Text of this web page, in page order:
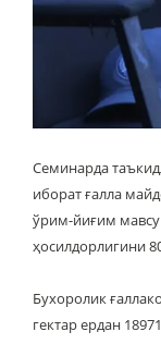
Семинарда
иборат ғалла
ўрим-йиғим
ҳосилдорлигини
Бухоролик
гектар ердан